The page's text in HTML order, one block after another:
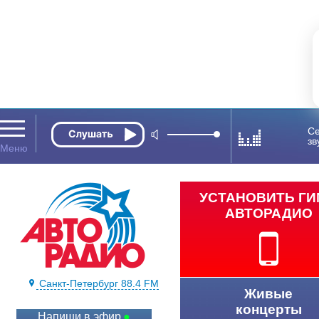
Санкт-Петербург 88.4 FM
Напиши в эфир
УСТАНОВИТЬ
АВТОРАДИО
Живые
концерты